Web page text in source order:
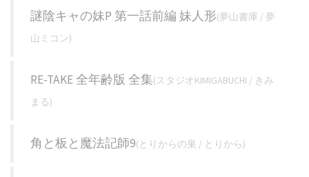
謎陰キャの妹P 第一話前編 妹人形(夢山書庫 / 夢
山ミコン)
RE-TAKE 全年齢版 全集(スタジオKIMIGABUCHI / きみ
まる)
角と板と魔法記師9(とりからの巣 / とりから)